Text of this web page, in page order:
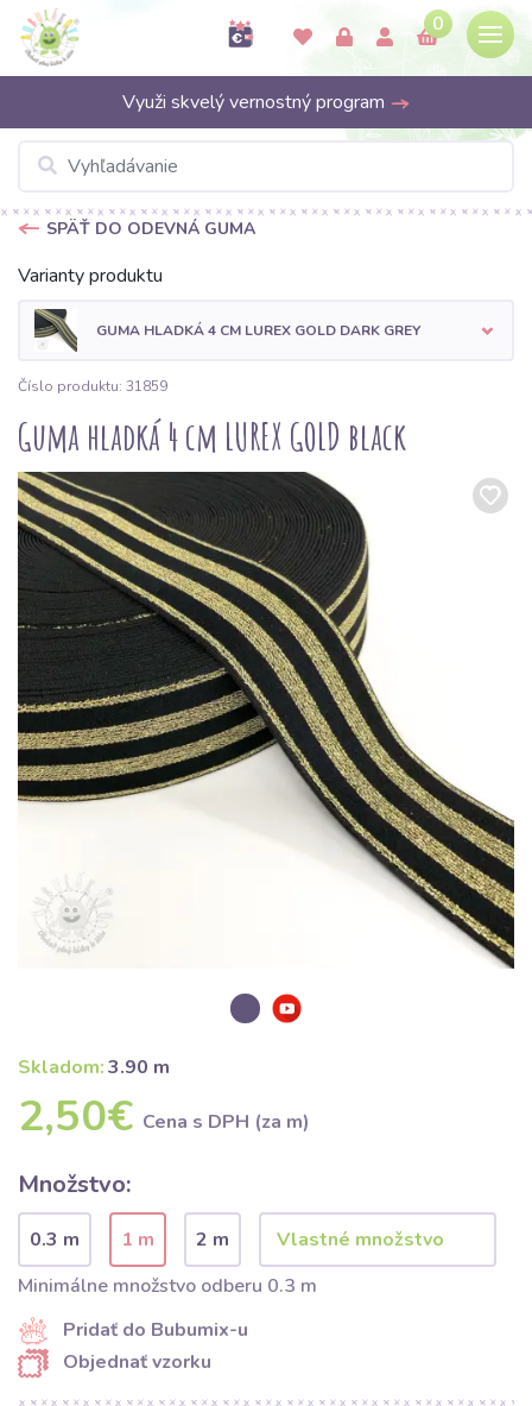
0
Využi skvelý vernostný program
SPÄŤ DO ODEVNÁ GUMA
Varianty produktu
GUMA HLADKÁ 4 CM LUREX GOLD DARK GREY
Číslo produktu: 31859
Guma hladká 4 cm LUREX GOLD black
Skladom:3.90 m
2,50€ Cena s DPH (za m)
Množstvo:
0.3 m 1 m
2 m
Minimálne množstvo odberu 0.3 m
Pridať do Bubumix-u
Objednať vzorku